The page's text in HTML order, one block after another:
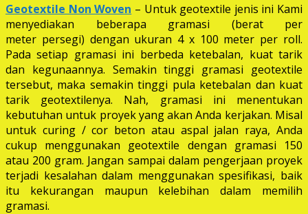
Geotextile Non Woven – Untuk geotextile jenis ini Kami
menyediakan beberapa gramasi (berat per
meter persegi) dengan ukuran 4 x 100 meter per roll.
Pada setiap gramasi ini berbeda ketebalan, kuat tarik
dan kegunaannya. Semakin tinggi gramasi geotextile
tersebut, maka semakin tinggi pula ketebalan dan kuat
tarik geotextilenya. Nah, gramasi ini menentukan
kebutuhan untuk proyek yang akan Anda kerjakan. Misal
untuk curing / cor beton atau aspal jalan raya, Anda
cukup menggunakan geotextile dengan gramasi 150
atau 200 gram. Jangan sampai dalam pengerjaan proyek
terjadi kesalahan dalam menggunakan spesifikasi, baik
itu kekurangan maupun kelebihan dalam memilih
gramasi.